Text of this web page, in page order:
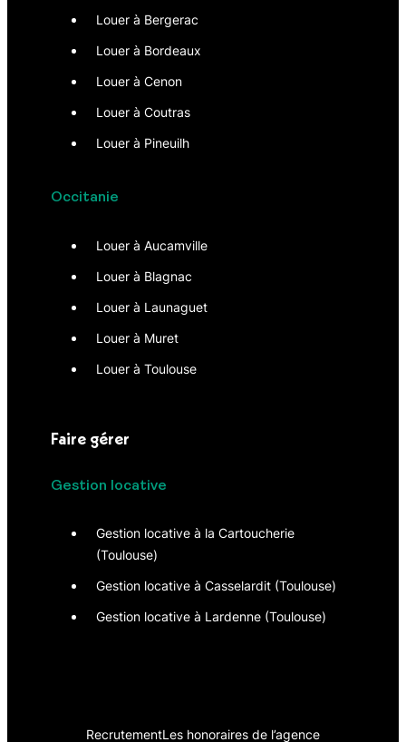
Louer à Bergerac
Louer à Bordeaux
Louer à Cenon
Louer à Coutras
Louer à Pineuilh
Occitanie
Louer à Aucamville
Louer à Blagnac
Louer à Launaguet
Louer à Muret
Louer à Toulouse
Faire gérer
Gestion locative
Gestion locative à la Cartoucherie
(Toulouse)
Gestion locative à Casselardit (Toulouse)
Gestion locative à Lardenne (Toulouse)
RecrutementLes honoraires de l’agence